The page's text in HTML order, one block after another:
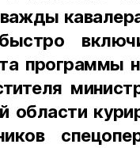
программы
области